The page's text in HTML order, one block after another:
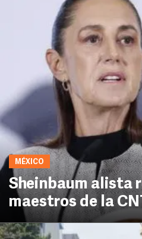
MÉXICO
Sheinbaum alista
maestros de la